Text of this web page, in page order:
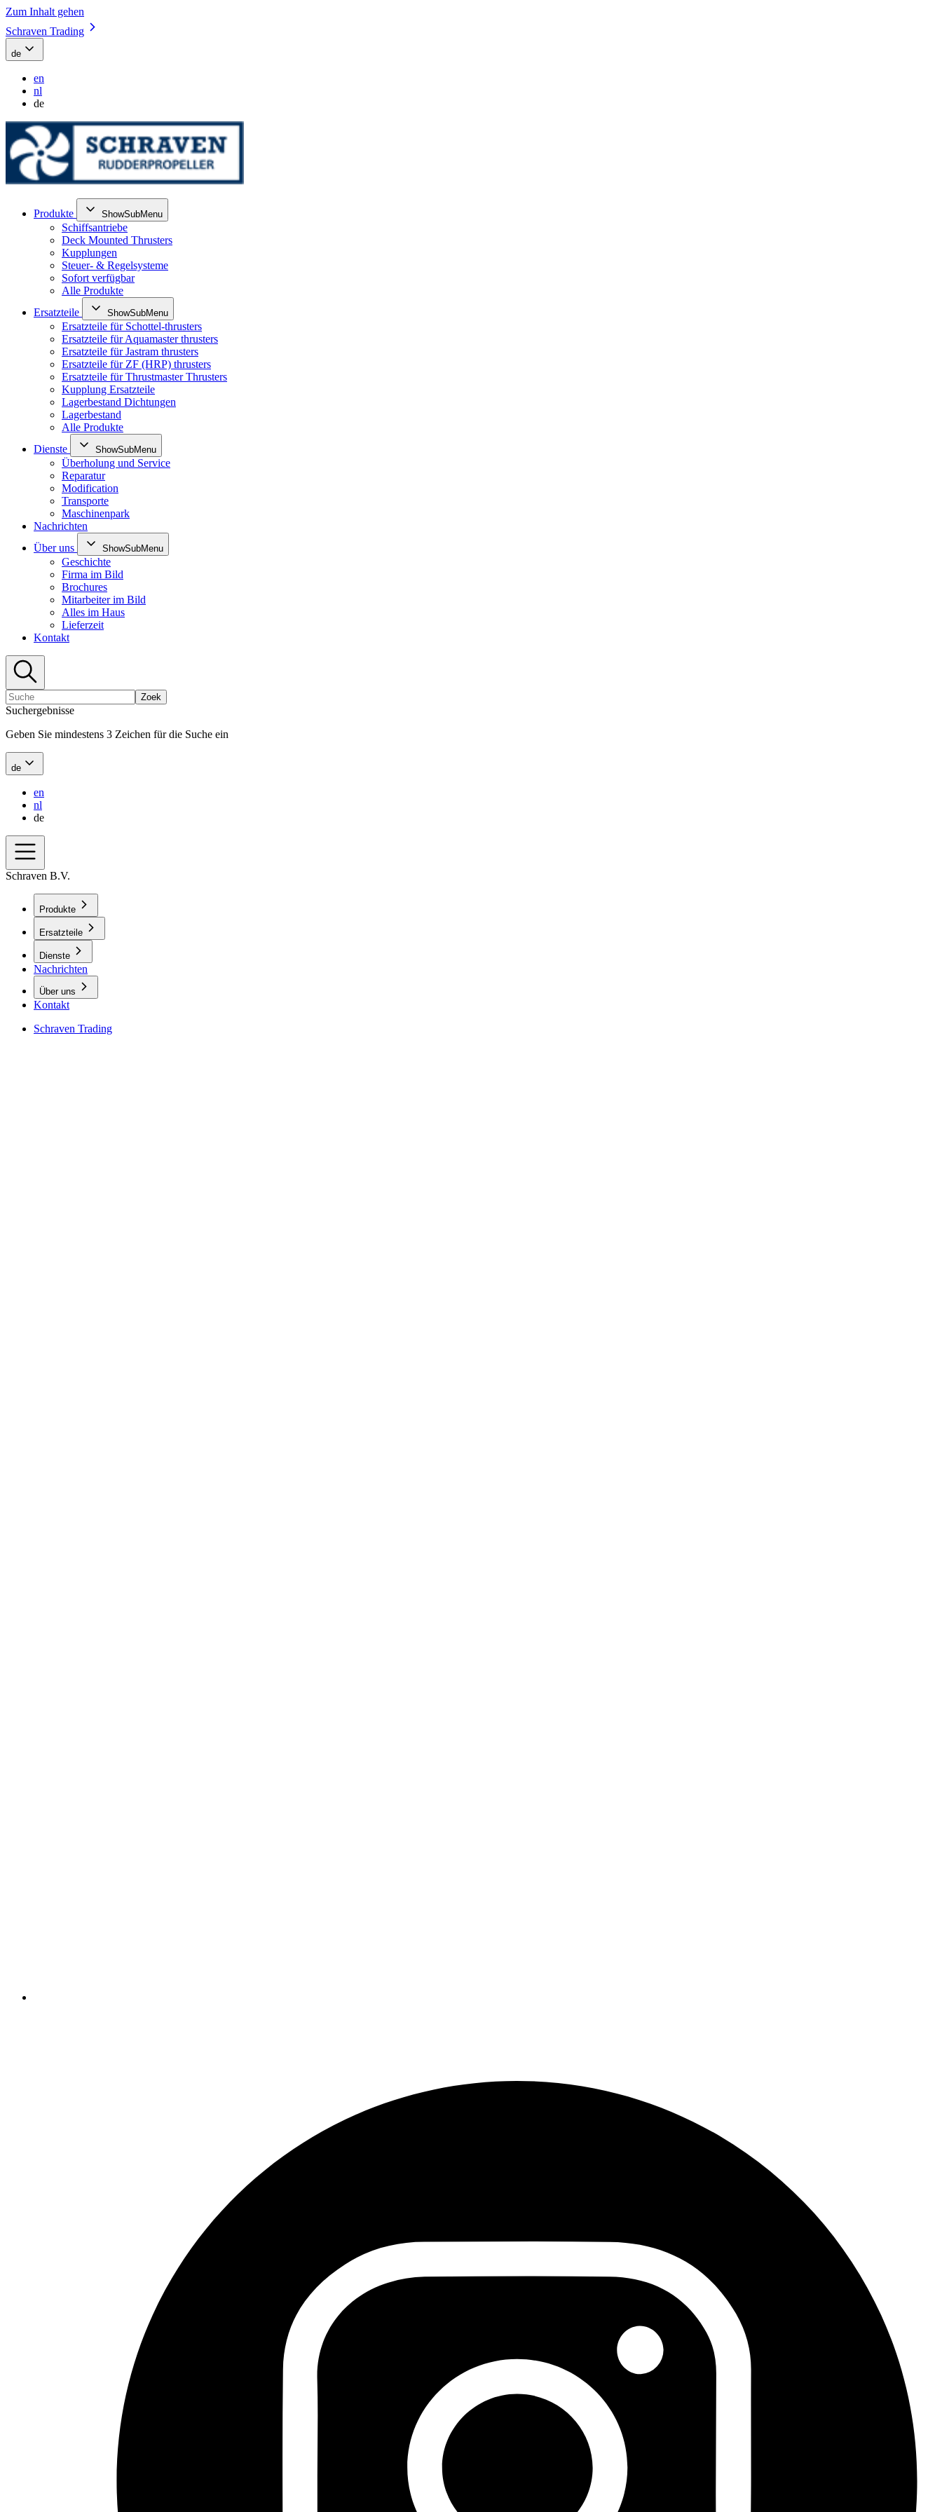
Zum Inhalt gehen
Schraven Trading
de
en
nl
de
Produkte ShowSubMenu
Schiffsantriebe
Deck Mounted Thrusters
Kupplungen
Steuer- & Regelsysteme
Sofort verfügbar
Alle Produkte
Ersatzteile
ShowSubMenu
Ersatzteile für Schottel-thrusters
Ersatzteile für Aquamaster thrusters
Ersatzteile für Jastram thrusters
Ersatzteile für ZF (HRP) thrusters
Ersatzteile für Thrustmaster Thrusters
Kupplung Ersatzteile
Lagerbestand Dichtungen
Lagerbestand
Alle Produkte
Dienste
ShowSubMenu
Überholung und Service
Reparatur
Modification
Transporte
Maschinenpark
Nachrichten
Über uns
ShowSubMenu
Geschichte
Firma im Bild
Brochures
Mitarbeiter im Bild
Alles im Haus
Lieferzeit
Kontakt
Zoek
Suchergebnisse
Geben Sie mindestens 3 Zeichen für die Suche ein
de
en
nl
de
Schraven B.V.
Produkte
Ersatzteile
Dienste
Nachrichten
Über uns
Kontakt
Schraven Trading